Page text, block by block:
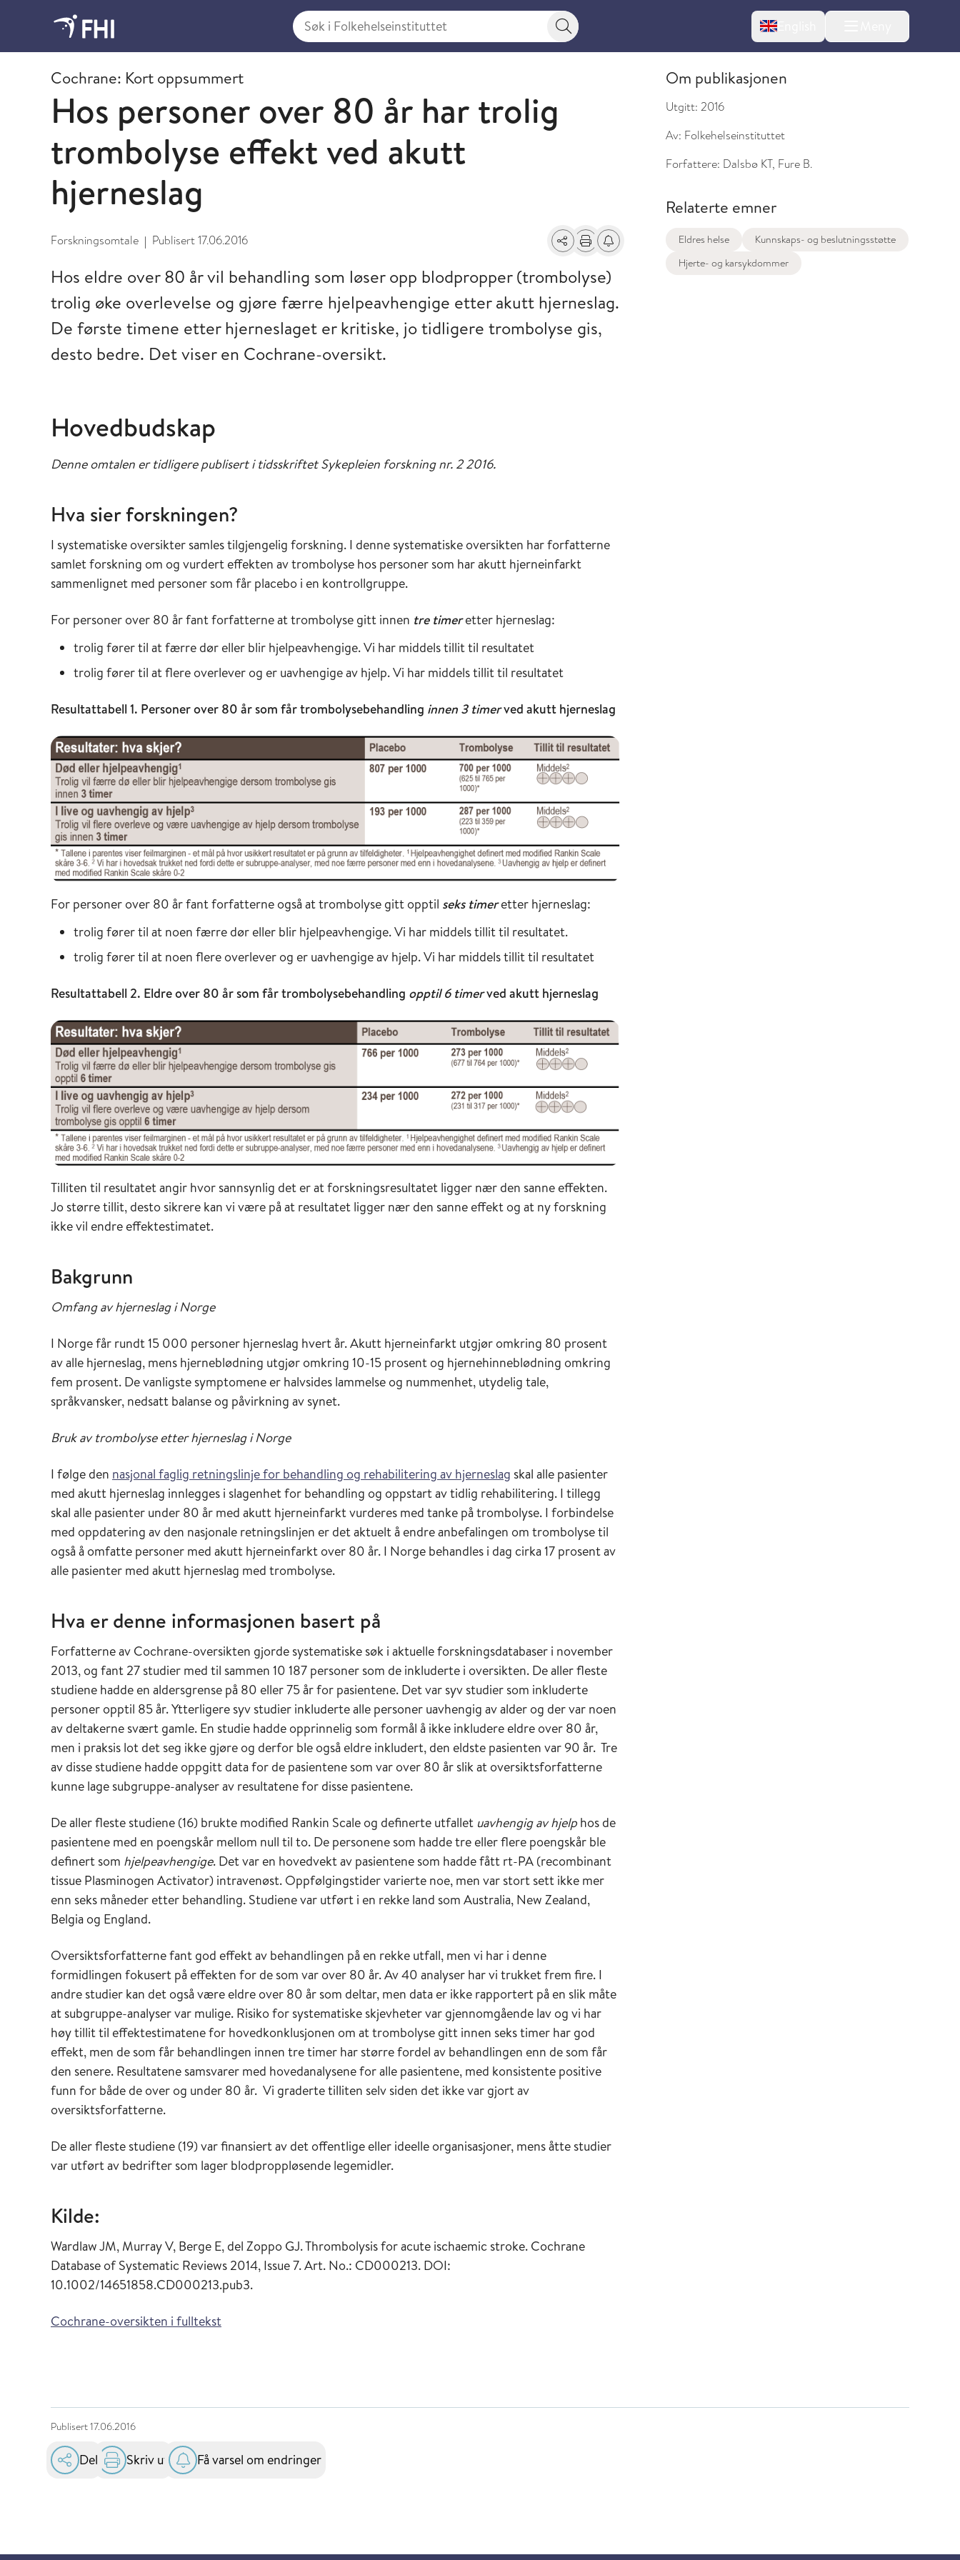
Søk i Folkehelseinstituttet
Søkeknapp English
2016 - publikasjoner fra FHI
Cochrane: Kort oppsummert
Hos personer over 80 år har trolig
trombolyse effekt ved akutt
hjerneslag
Forskningsomtale | Publisert17.06.2016 Del Skriv utFå varsel om endringer
Hos eldre over 80 år vil behandling som løser opp blodpropper (trombolyse)
trolig øke overlevelse og gjøre færre hjelpeavhengige etter akutt hjerneslag.
De første timene etter hjerneslaget er kritiske, jo tidligere trombolyse gis,
desto bedre. Det viser en Cochrane-oversikt.
Hovedbudskap
Denne omtalen er tidligere publisert i tidsskriftet Sykepleien forskning nr. 2 2016.
Hva sier forskningen?
I systematiske oversikter samles tilgjengelig forskning. I denne systematiske oversikten har forfatterne
samlet forskning om og vurdert effekten av trombolyse hos personer som har akutt hjerneinfarkt
sammenlignet med personer som får placebo i en kontrollgruppe.
For personer over 80 år fant forfatterne at trombolyse gitt innen tre timeretter hjerneslag:
trolig fører til at færre dør eller blir hjelpeavhengige. Vi har middels tillit til resultatet
trolig fører til at flere overlever og er uavhengige av hjelp. Vi har middels tillit til resultatet
Resultattabell 1. Personer over 80 år som får trombolysebehandling innen 3 timerved akutt hjerneslag
For personer over 80 år fant forfatterne også at trombolyse gitt opptil seks timeretter hjerneslag:
trolig fører til at noen færre dør eller blir hjelpeavhengige. Vi har middels tillit til resultatet.
trolig fører til at noen flere overlever og er uavhengige av hjelp. Vi har middels tillit til resultatet
Resultattabell 2. Eldre over 80 år som får trombolysebehandling opptil 6 timerved akutt hjerneslag
Tilliten til resultatet angir hvor sannsynlig det er at forskningsresultatet ligger nær den sanne effekten.
Jo større tillit, desto sikrere kan vi være på at resultatet ligger nær den sanne effekt og at ny forskning
ikke vil endre effektestimatet.
Bakgrunn
Omfang av hjerneslag i Norge
I Norge får rundt 15 000 personer hjerneslag hvert år. Akutt hjerneinfarkt utgjør omkring 80 prosent
av alle hjerneslag, mens hjerneblødning utgjør omkring 10-15 prosent og hjernehinneblødning omkring
fem prosent. De vanligste symptomene er halvsides lammelse og nummenhet, utydelig tale,
språkvansker, nedsatt balanse og påvirkning av synet.
Bruk av trombolyse etter hjerneslag i Norge
I følge den nasjonal faglig retningslinje for behandling og rehabilitering av hjerneslag skal alle pasienter
med akutt hjerneslag innlegges i slagenhet for behandling og oppstart av tidlig rehabilitering. I tillegg
skal alle pasienter under 80 år med akutt hjerneinfarkt vurderes med tanke på trombolyse. I forbindelse
med oppdatering av den nasjonale retningslinjen er det aktuelt å endre anbefalingen om trombolyse til
også å omfatte personer med akutt hjerneinfarkt over 80 år. I Norge behandles i dag cirka 17 prosent av
alle pasienter med akutt hjerneslag med trombolyse.
Hva er denne informasjonen basert på
Forfatterne av Cochrane-oversikten gjorde systematiske søk i aktuelle forskningsdatabaser i november
2013, og fant 27 studier med til sammen 10 187 personer som de inkluderte i oversikten. De aller fleste
studiene hadde en aldersgrense på 80 eller 75 år for pasientene. Det var syv studier som inkluderte
personer opptil 85 år. Ytterligere syv studier inkluderte alle personer uavhengig av alder og der var noen
av deltakerne svært gamle. En studie hadde opprinnelig som formål å ikke inkludere eldre over 80 år,
men i praksis lot det seg ikke gjøre og derfor ble også eldre inkludert, den eldste pasienten var 90 år. Tre
av disse studiene hadde oppgitt data for de pasientene som var over 80 år slik at oversiktsforfatterne
kunne lage subgruppe-analyser av resultatene for disse pasientene.
De aller fleste studiene (16) brukte modified Rankin Scale og definerte utfallet uavhengig av hjelp hos de
pasientene med en poengskår mellom null til to. De personene som hadde tre eller flere poengskår ble
definert som hjelpeavhengige. Det var en hovedvekt av pasientene som hadde fått rt-PA (recombinant
tissue Plasminogen Activator) intravenøst. Oppfølgingstider varierte noe, men var stort sett ikke mer
enn seks måneder etter behandling. Studiene var utført i en rekke land som Australia, New Zealand,
Belgia og England.
Oversiktsforfatterne fant god effekt av behandlingen på en rekke utfall, men vi har i denne
formidlingen fokusert på effekten for de som var over 80 år. Av 40 analyser har vi trukket frem fire. I
andre studier kan det også være eldre over 80 år som deltar, men data er ikke rapportert på en slik måte
at subgruppe-analyser var mulige. Risiko for systematiske skjevheter var gjennomgående lav og vi har
høy tillit til effektestimatene for hovedkonklusjonen om at trombolyse gitt innen seks timer har god
effekt, men de som får behandlingen innen tre timer har større fordel av behandlingen enn de som får
den senere. Resultatene samsvarer med hovedanalysene for alle pasientene, med konsistente positive
funn for både de over og under 80 år. Vi graderte tilliten selv siden det ikke var gjort av
oversiktsforfatterne.
De aller fleste studiene (19) var finansiert av det offentlige eller ideelle organisasjoner, mens åtte studier
var utført av bedrifter som lager blodproppløsende legemidler.
Kilde:
Wardlaw JM, Murray V, Berge E, del Zoppo GJ. Thrombolysis for acute ischaemic stroke. Cochrane
Database of Systematic Reviews 2014, Issue 7. Art. No.: CD000213. DOI:
10.1002/14651858.CD000213.pub3.
Cochrane-oversikten i fulltekst
Om publikasjonen
Utgitt: 2016
Av: Folkehelseinstituttet
Forfattere: Dalsbø KT, Fure B.
Relaterte emner
Eldres helse
Kunnskaps- og beslutningsstøtte
Hjerte- og karsykdommer
Publisert17.06.2016
Del Skriv ut Få varsel om endringer